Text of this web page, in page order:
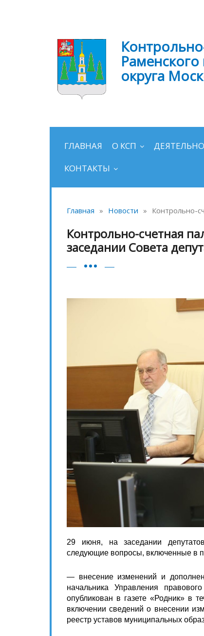
округа
ГЛАВНАЯ О КСП
КОНТАКТЫ
Главная » Новости » Контрольно-
Контрольно-счетная
заседании Совета
29 июня, на заседании
следующие вопросы, включенные в
— внесение изменений и
начальника Управления
опубликован в газете «Родник» в
включении сведений о внесении
реестр уставов муниципальных